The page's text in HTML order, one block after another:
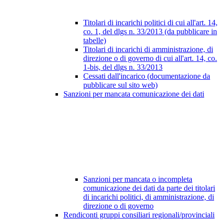
Titolari di incarichi politici di cui all'art. 14,
co. 1, del dlgs n. 33/2013 (da pubblicare in
tabelle)
Titolari di incarichi di amministrazione, di
direzione o di governo di cui all'art. 14, co.
1-bis, del dlgs n. 33/2013
Cessati dall'incarico (documentazione da
pubblicare sul sito web)
Sanzioni per mancata comunicazione dei dati
Sanzioni per mancata o incompleta
comunicazione dei dati da parte dei titolari
di incarichi politici, di amministrazione, di
direzione o di governo
Rendiconti gruppi consiliari regionali/provinciali